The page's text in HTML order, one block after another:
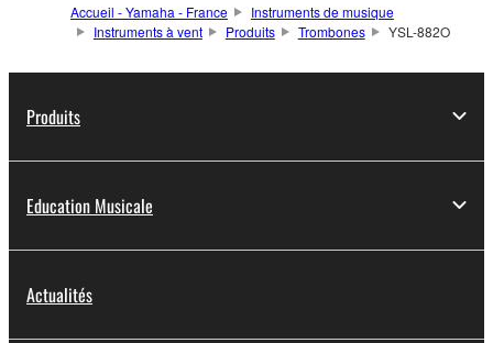
Accueil - Yamaha - France
Instruments de musique
Instruments à vent
Produits Trombones YSL-882O
Produits
Education Musicale
Actualités